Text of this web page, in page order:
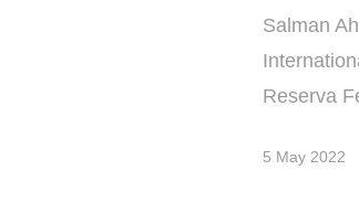
Salman
Reserva
5 May 2022